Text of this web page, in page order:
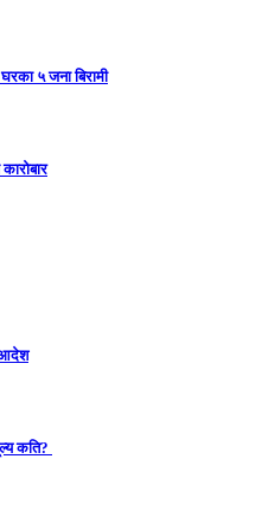
५ जना बिरामी
आदेश
कति?